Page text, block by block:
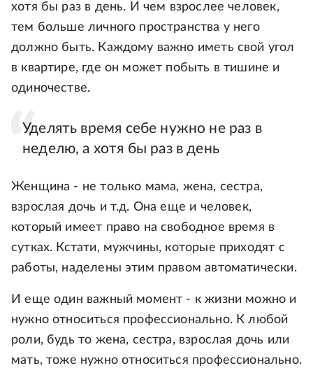
хотя бы раз в день. И чем взрослее человек,
тем больше личного пространства у него
должно быть. Каждому важно иметь свой угол
в квартире, где он может побыть в тишине и
одиночестве.
Уделять время себе нужно не раз в
неделю, а хотя бы раз в день
Женщина - не только мама, жена, сестра,
взрослая дочь и т.д. Она еще и человек,
который имеет право на свободное время в
сутках. Кстати, мужчины, которые приходят с
работы, наделены этим правом автоматически.
И еще один важный момент - к жизни можно и
нужно относиться профессионально. К любой
роли, будь то жена, сестра, взрослая дочь или
мать, тоже нужно относиться профессионально.